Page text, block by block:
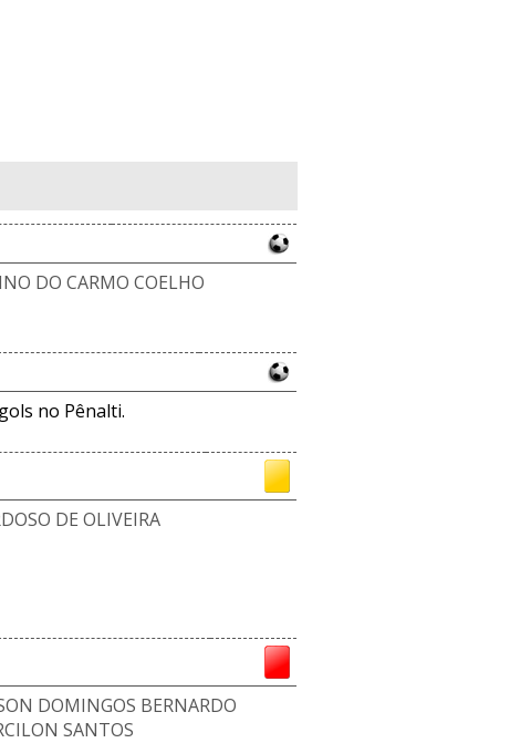
DO CARMO COELHO
no Pênalti.
DE OLIVEIRA
DOMINGOS BERNARDO
SANTOS